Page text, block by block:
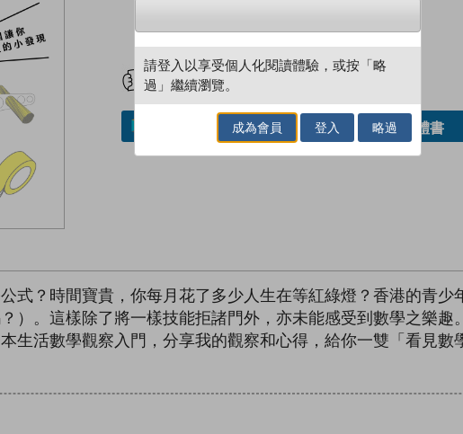
試閲 加入閱讀紀錄
加入／閱讀電子書 借閱實體書
式？時間寶貴，你每月花了多少人生在等紅綠燈？香港的青
）。這樣除了將一樣技能拒諸門外，亦未能感受到數學之樂
生活數學觀察入門，分享我的觀察和心得，給你一雙「看見
請登入以享受個人化閱讀體驗，或按「略
過」繼續瀏覽。
成為會員 登入 略過